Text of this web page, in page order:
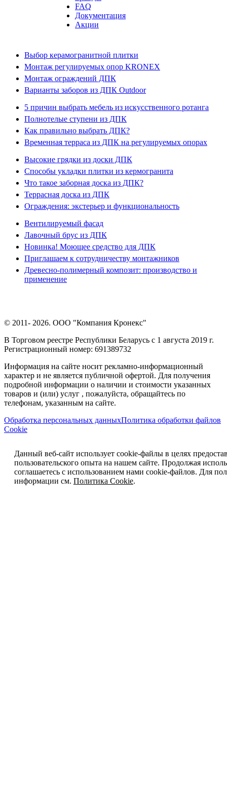
FAQ
Документация
Акции
Выбор керамогранитной плитки
Монтаж регулируемых опор KRONEX
Монтаж ограждений ДПК
Варианты заборов из ДПК Outdoor
5 причин выбрать мебель из искусственного ротанга
Полнотелые ступени из ДПК
Как правильно выбрать ДПК?
Временная терраса из ДПК на регулируемых опорах
Высокие грядки из доски ДПК
Способы укладки плитки из кермогранита
Что такое заборная доска из ДПК?
Террасная доска из ДПК
Ограждения: экстерьер и функциональность
Вентилируемый фасад
Лавочный брус из ДПК
Новинка! Моющее средство для ДПК
Приглашаем к сотрудничеству монтажников
Древесно-полимерный композит: производство и
применение
© 2011- 2026. ООО "Компания Кронекс"
В Торговом реестре Республики Беларусь с 1 августа 2019 г.
Регистрационный номер: 691389732
Информация на сайте носит рекламно-информационный
характер и не является публичной офертой. Для получения
подробной информации о наличии и стоимости указанных
товаров и (или) услуг , пожалуйста, обращайтесь по
телефонам, указанным на сайте.
Обработка персональных данныхПолитика обработки файлов
Cookie
Данный веб-сайт использует cookie-файлы в целях
пользовательского опыта на нашем сайте. Продолжая
соглашаетесь с использованием нами cookie-файлов. Для
информации см. Политика Cookie.